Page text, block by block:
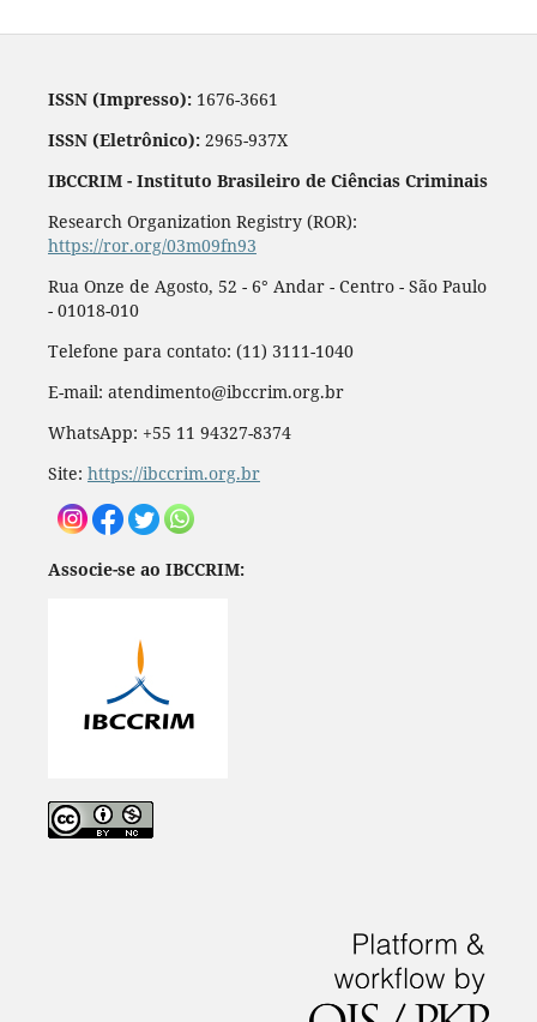
ISSN (Impresso):1676-3661
ISSN (Eletrônico):2965-937X
IBCCRIM - Instituto Brasileiro de Ciências Criminais
Research Organization Registry (ROR):
https://ror.org/03m09fn93
Rua Onze de Agosto, 52 - 6° Andar - Centro - São Paulo
- 01018-010
Telefone para contato: (11) 3111-1040
E-mail: atendimento@ibccrim.org.br
WhatsApp: +55 11 94327-8374
Site: https://ibccrim.org.br
Associe-se ao IBCCRIM: